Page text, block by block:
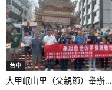
台中
大甲岷山里（父親節）舉辦...